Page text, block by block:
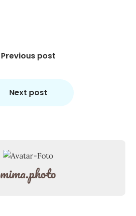
Previous post
Next post
mima.photo